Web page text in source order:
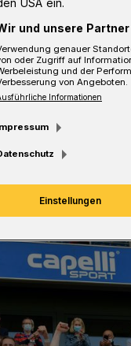
Spieler.
Lesezeit
USA ein.
und unsere
genauer
oder Zugriff auf
und der
von Angeboten.
Informationen
Einstellungen